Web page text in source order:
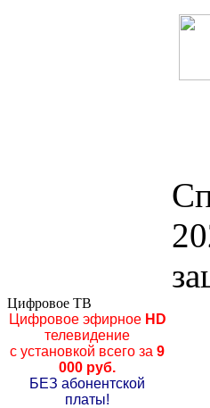
Цифровое ТВ
Цифровое эфирноеHD
телевидение
с установкой всего за 9
000 руб.
БЕЗ абонентской
платы!